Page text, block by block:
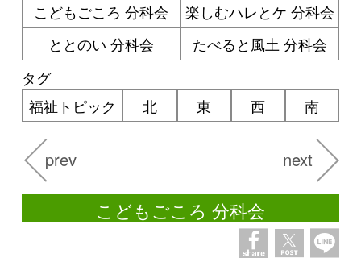
こどもごころ 分科会
楽しむハレとケ 分科会
ととのい 分科会
たべると風土 分科会
タグ
福祉トピック
北 東 西 南
prev next
こどもごころ 分科会